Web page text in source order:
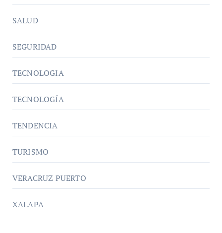
SALUD
SEGURIDAD
TECNOLOGIA
TECNOLOGÍA
TENDENCIA
TURISMO
VERACRUZ PUERTO
XALAPA